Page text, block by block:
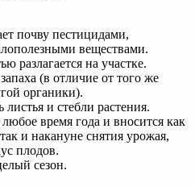
почву пестицидами,
веществами.
разлагается на участке.
(в отличие от того же
органики).
и стебли растения.
время года и вносится как
и накануне снятия урожая,
плодов.
сезон.